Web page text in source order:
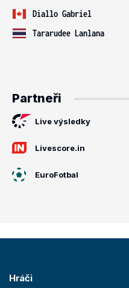
Diallo Gabriel
Tararudee Lanlana
Partneři
Live výsledky
Livescore.in
EuroFotbal
Hráči